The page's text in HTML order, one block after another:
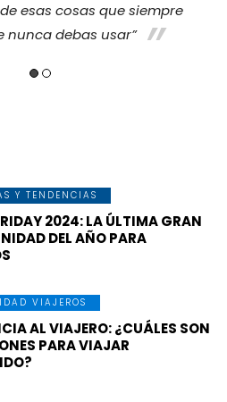
esas cosas que siempre
nunca debas usar”
Y TENDENCIAS
2024: LA ÚLTIMA GRAN
DEL AÑO PARA
VIAJEROS
AL VIAJERO: ¿CUÁLES SON
PARA VIAJAR